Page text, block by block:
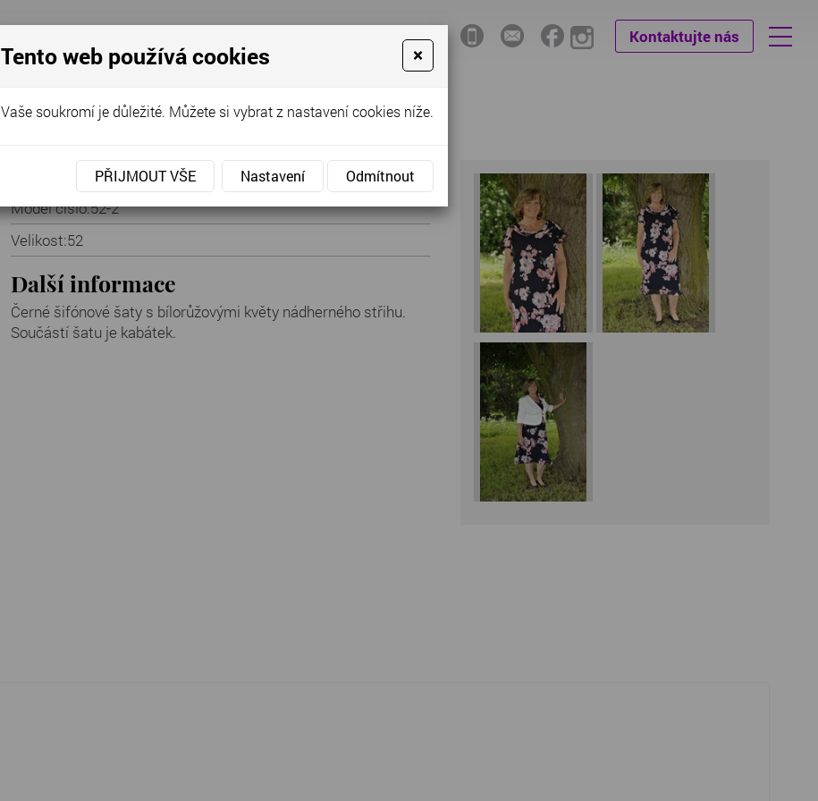
Kontaktujte nás
Cena za půjčení:500 Kč
Model číslo:52-2
Velikost:52
Další informace
Černé šifónové šaty s bílorůžovými květy nádherného střihu.
Součástí šatu je kabátek.
Tento web používá cookies ×
Vaše soukromí je důležité. Můžete si vybrat z nastavení cookies níže.
PŘIJMOUT VŠE Nastavení Odmítnout